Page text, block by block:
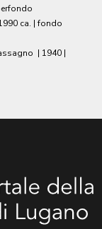
ca. | fondo
| 1940 |